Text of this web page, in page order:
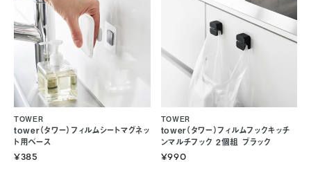
tower（タワー）フィルムシートマグネッ
ト用ベース
TOWER
¥385
tower（タワー）フィルムフックキッチ
ンマルチフック 2個組 ブラック
TOWER
¥990